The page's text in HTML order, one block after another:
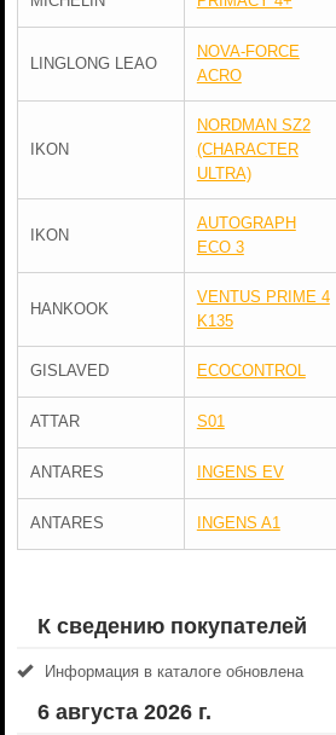
LINGLONG LEAO
NOVA-FORCE
ACRO
IKON
NORDMAN SZ2
(CHARACTER
ULTRA)
IKON
AUTOGRAPH
ECO 3
HANKOOK
VENTUS PRIME 4
K135
GISLAVED ECOCONTROL
ATTAR S01
ANTARES INGENS EV
ANTARES INGENS A1
К сведению покупателей
Информация в каталоге обновлена
6 августа 2026 г.